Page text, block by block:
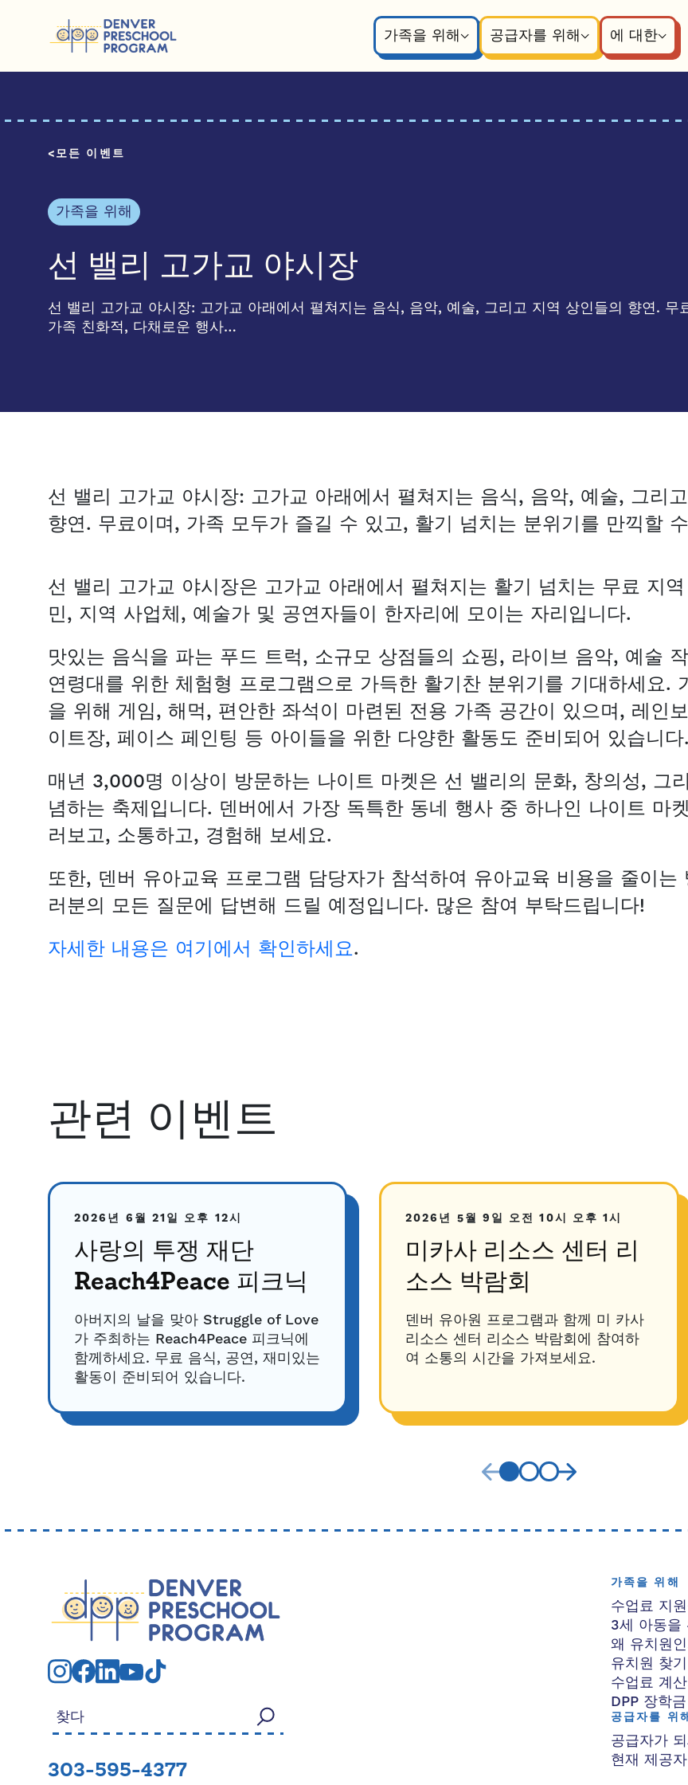
가족을 위해
공급자를 위해 에 대한
모든 이벤트
가족을 위해
선 밸리 고가교 야시장
선 밸리 고가교 야시장: 고가교 아래에서 펼쳐지는 음식, 음악, 예술, 그리고 지역 상인들의 향연. 무
가족 친화적, 다채로운 행사…
선 밸리 고가교 야시장: 고가교 아래에서 펼쳐지는 음식, 음악, 예술, 그리
향연. 무료이며, 가족 모두가 즐길 수 있고, 활기 넘치는 분위기를 만끽할
선 밸리 고가교 야시장은 고가교 아래에서 펼쳐지는 활기 넘치는 무료 지
민, 지역 사업체, 예술가 및 공연자들이 한자리에 모이는 자리입니다.
맛있는 음식을 파는 푸드 트럭, 소규모 상점들의 쇼핑, 라이브 음악, 예술
연령대를 위한 체험형 프로그램으로 가득한 활기찬 분위기를 기대하세요.
을 위해 게임, 해먹, 편안한 좌석이 마련된 전용 가족 공간이 있으며, 레인
이트장, 페이스 페인팅 등 아이들을 위한 다양한 활동도 준비되어 있습니다.
매년 3,000명 이상이 방문하는 나이트 마켓은 선 밸리의 문화, 창의성, 그
념하는 축제입니다. 덴버에서 가장 독특한 동네 행사 중 하나인 나이트 마
러보고, 소통하고, 경험해 보세요.
또한, 덴버 유아교육 프로그램 담당자가 참석하여 유아교육 비용을 줄이는
러분의 모든 질문에 답변해 드릴 예정입니다. 많은 참여 부탁드립니다!
자세한 내용은 여기에서 확인하세요.
관련 이벤트
2026년 6월 21일 오후 12시
사랑의 투쟁 재단
Reach4Peace 피크닉
아버지의 날을 맞아 Struggle of Love
가 주최하는 Reach4Peace 피크닉에
함께하세요. 무료 음식, 공연, 재미있는
활동이 준비되어 있습니다.
2026년 5월 9일 오전 10시 오후 1시
미카사 리소스 센터 리
소스 박람회
덴버 유아원 프로그램과 함께 미 카사
리소스 센터 리소스 박람회에 참여하
여 소통의 시간을 가져보세요.
검색:
303-595-4377
가족을 위해
수업료 지
3세 아동을
왜 유치원
유치원 찾기
수업료 계
DPP 장학금
공급자를 위해
공급자가
현재 제공자